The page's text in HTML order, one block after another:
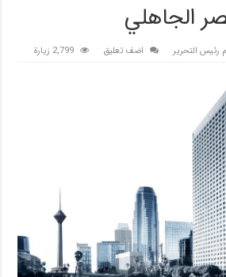
الجاهلي
رئيس التحرير اضف تعليق 2,799 زيارة